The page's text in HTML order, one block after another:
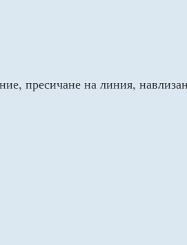
пресичане на линия,